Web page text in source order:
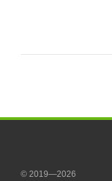
© 2019—2026